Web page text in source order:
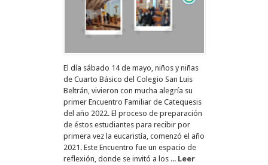
El día sábado 14 de mayo, niños y niñas
de Cuarto Básico del Colegio San Luis
Beltrán, vivieron con mucha alegría su
primer Encuentro Familiar de Catequesis
del año 2022. El proceso de preparación
de éstos estudiantes para recibir por
primera vez la eucaristía, comenzó el año
2021. Este Encuentro fue un espacio de
reflexión, donde se invitó a los ... Leer